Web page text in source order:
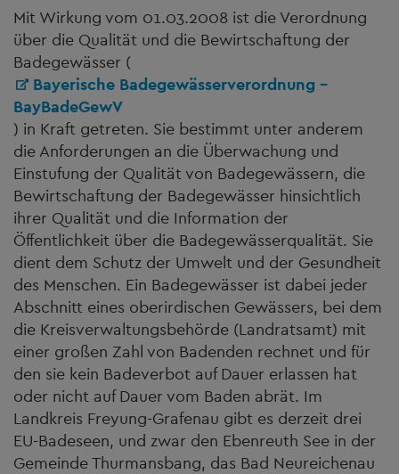
Mit Wirkung vom 01.03.2008 ist die Verordnung
über die Qualität und die Bewirtschaftung der
Badegewässer (
Bayerische Badegewässerverordnung -
BayBadeGewV
) in Kraft getreten. Sie bestimmt unter anderem
die Anforderungen an die Überwachung und
Einstufung der Qualität von Badegewässern, die
Bewirtschaftung der Badegewässer hinsichtlich
ihrer Qualität und die Information der
Öffentlichkeit über die Badegewässerqualität. Sie
dient dem Schutz der Umwelt und der Gesundheit
des Menschen. Ein Badegewässer ist dabei jeder
Abschnitt eines oberirdischen Gewässers, bei dem
die Kreisverwaltungsbehörde (Landratsamt) mit
einer großen Zahl von Badenden rechnet und für
den sie kein Badeverbot auf Dauer erlassen hat
oder nicht auf Dauer vom Baden abrät. Im
Landkreis Freyung-Grafenau gibt es derzeit drei
EU-Badeseen, und zwar den Ebenreuth See in der
Gemeinde Thurmansbang, das Bad Neureichenau